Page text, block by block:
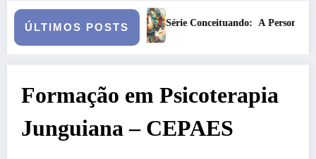
ÚLTIMOS POSTS
Série Conceituando: A Persona Anatomia de
Formação em Psicoterapia
Junguiana – CEPAES